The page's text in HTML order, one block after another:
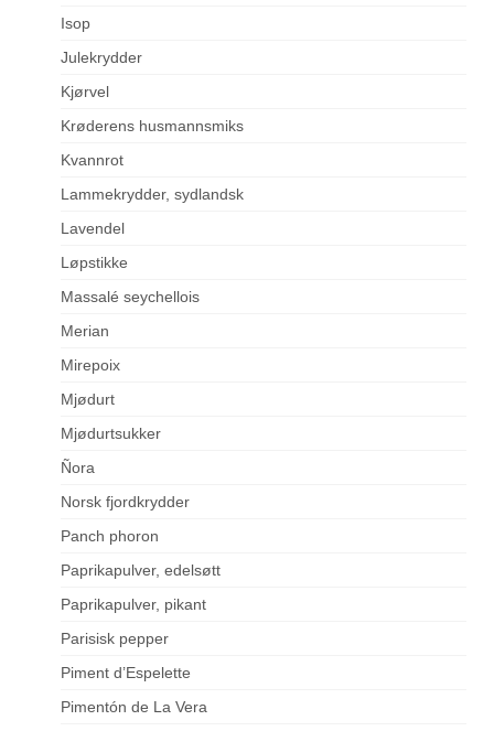
Isop
Julekrydder
Kjørvel
Krøderens husmannsmiks
Kvannrot
Lammekrydder, sydlandsk
Lavendel
Løpstikke
Massalé seychellois
Merian
Mirepoix
Mjødurt
Mjødurtsukker
Ñora
Norsk fjordkrydder
Panch phoron
Paprikapulver, edelsøtt
Paprikapulver, pikant
Parisisk pepper
Piment d’Espelette
Pimentón de La Vera